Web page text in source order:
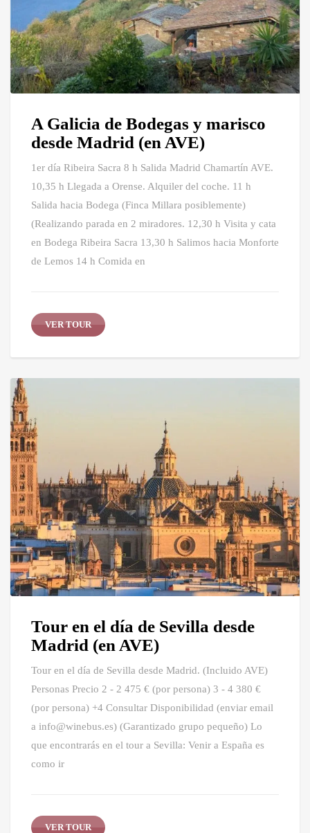
A Galicia de Bodegas y marisco
desde Madrid (en AVE)
1er día Ribeira Sacra 8 h Salida Madrid Chamartín AVE.
10,35 h Llegada a Orense. Alquiler del coche. 11 h
Salida hacia Bodega (Finca Millara posiblemente)
(Realizando parada en 2 miradores. 12,30 h Visita y cata
en Bodega Ribeira Sacra 13,30 h Salimos hacia Monforte
de Lemos 14 h Comida en
VER TOUR
Tour en el día de Sevilla desde
Madrid (en AVE)
Tour en el día de Sevilla desde Madrid. (Incluido AVE)
Personas Precio 2 - 2 475 € (por persona) 3 - 4 380 €
(por persona) +4 Consultar Disponibilidad (enviar email
a info@winebus.es) (Garantizado grupo pequeño) Lo
que encontrarás en el tour a Sevilla: Venir a España es
como ir
VER TOUR